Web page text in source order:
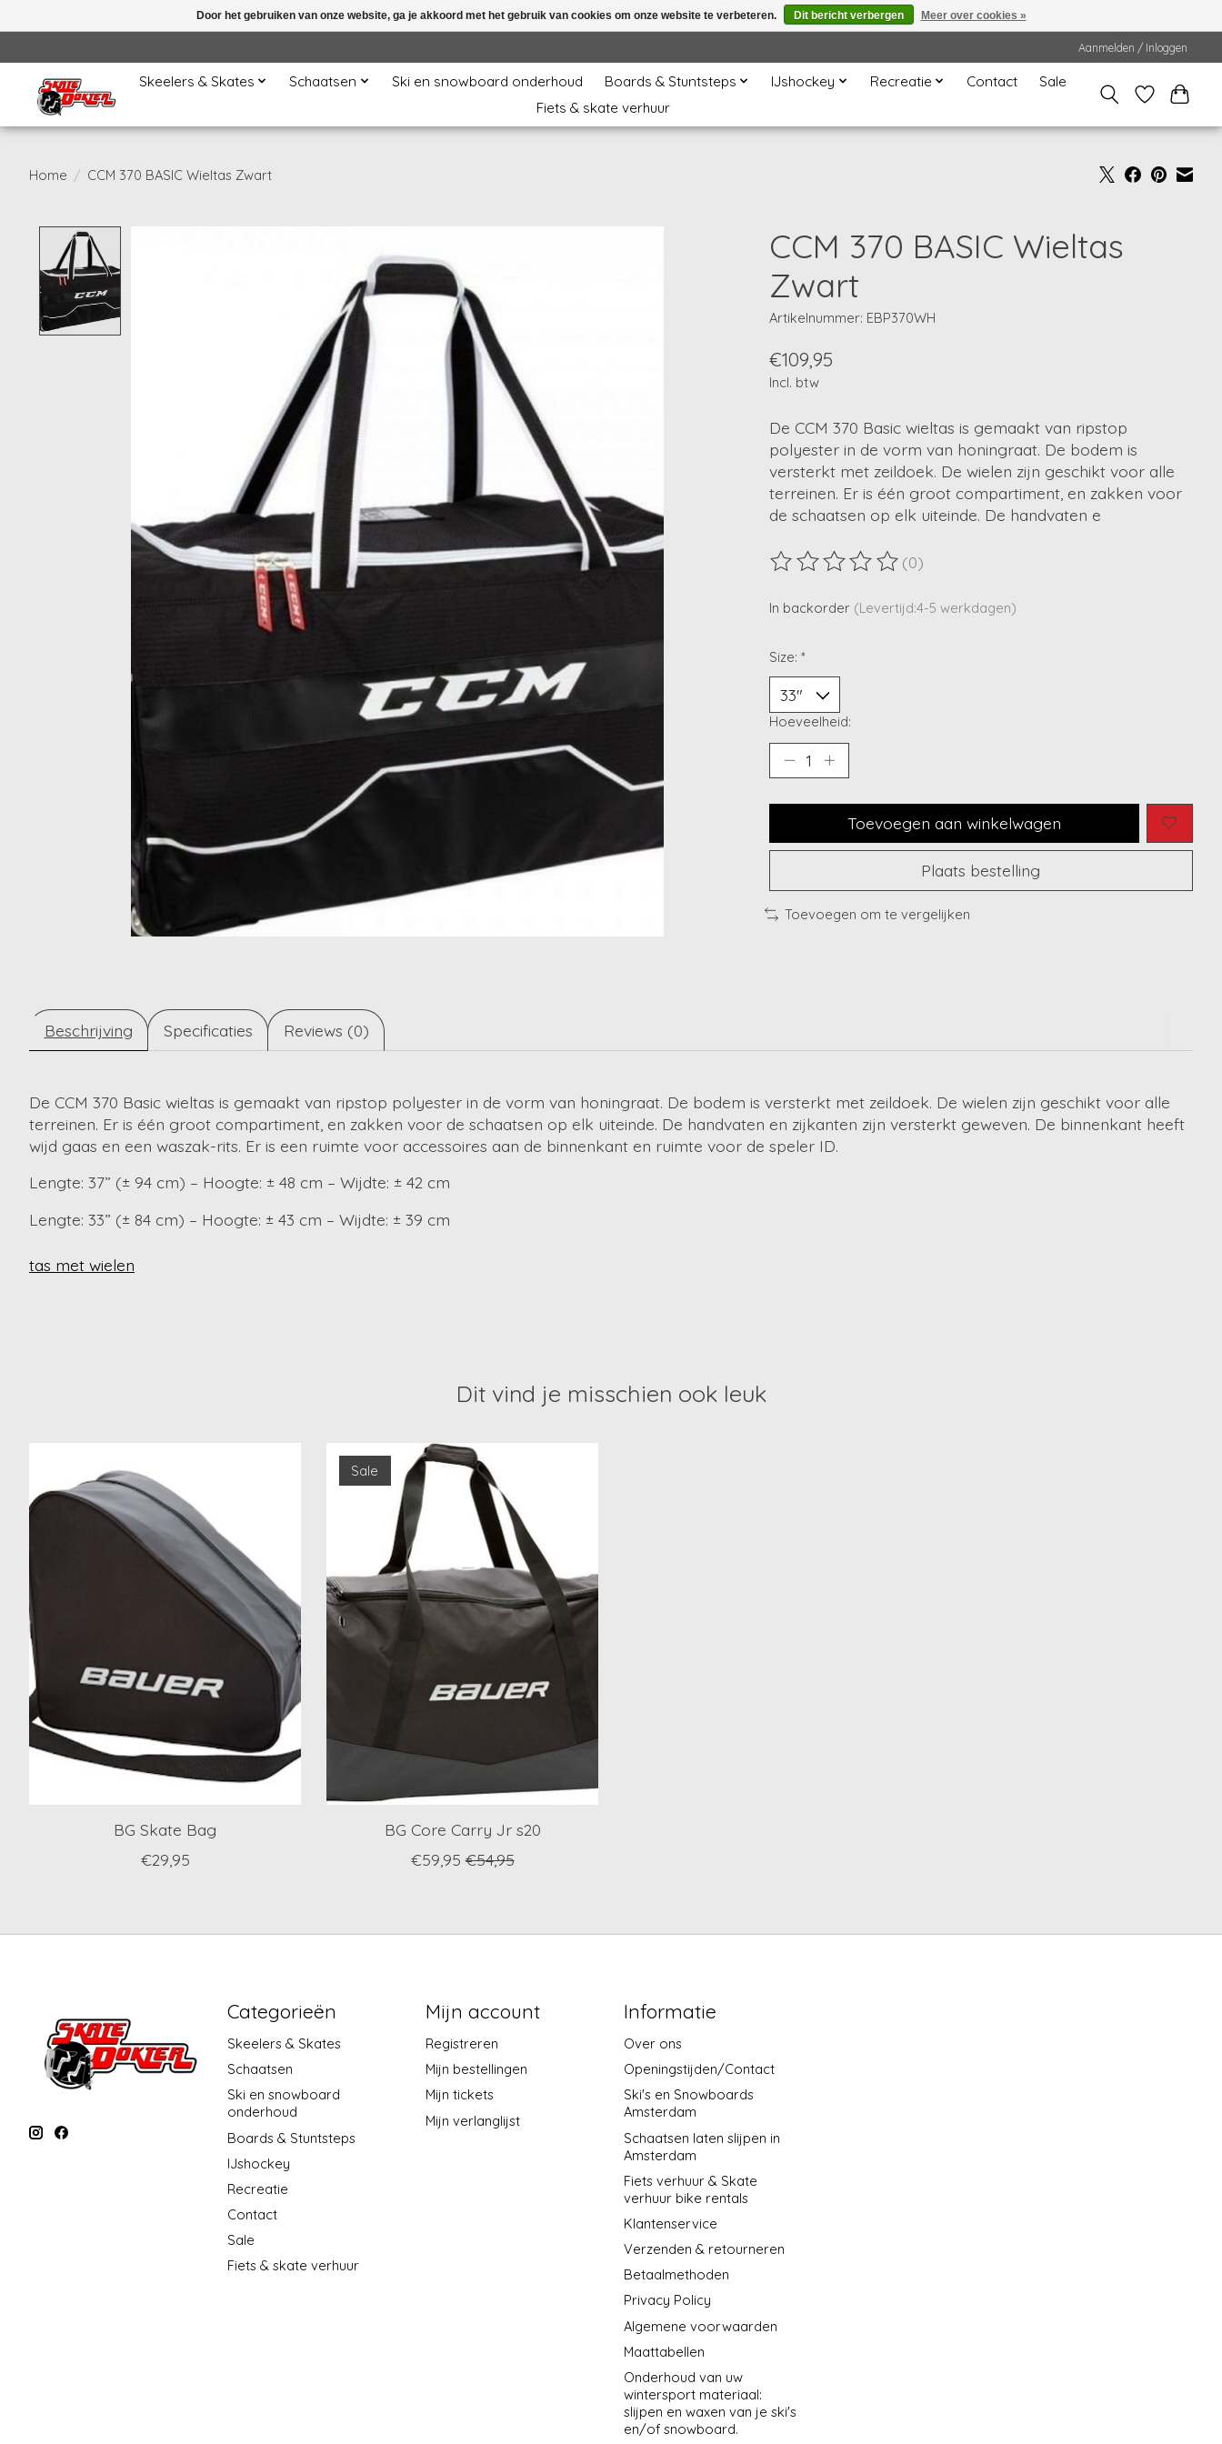
Aanmelden / Inloggen
Skeelers & Skates Schaatsen Ski en snowboard onderhoud Boards & Stuntsteps IJshockey Recreatie Contact
Sale
Fiets & skate verhuur
Home / CCM 370 BASIC Wieltas Zwart
CCM 370 BASIC Wieltas
Zwart
Artikelnummer: EBP370WH
€109,95
Incl. btw
De CCM 370 Basic wieltas is gemaakt van ripstop
polyester in de vorm van honingraat. De bodem is
versterkt met zeildoek. De wielen zijn geschikt voor alle
terreinen. Er is één groot compartiment, en zakken voor
de schaatsen op elk uiteinde. De handvaten e
De beoordeling van dit product is
(0)
In backorder (Levertijd:4-5 werkdagen)
Size: *
Hoeveelheid:
Toevoegen aan winkelwagen
Plaats bestelling
Toevoegen om te vergelijken
Beschrijving Specificaties Reviews (0)
De CCM 370 Basic wieltas is gemaakt van ripstop polyester in de vorm van honingraat. De bodem is versterkt met zeildoek. De wielen zijn geschikt voor alle
terreinen. Er is één groot compartiment, en zakken voor de schaatsen op elk uiteinde. De handvaten en zijkanten zijn versterkt geweven. De binnenkant heeft
wijd gaas en een waszak-rits. Er is een ruimte voor accessoires aan de binnenkant en ruimte voor de speler ID.
Lengte: 37” (± 94 cm) – Hoogte: ± 48 cm – Wijdte: ± 42 cm
Lengte: 33” (± 84 cm) – Hoogte: ± 43 cm – Wijdte: ± 39 cm
tas met wielen
Dit vind je misschien ook leuk
BG Skate Bag
€29,95
Sale
BG Core Carry Jr s20
€59,95 €54,95
Categorieën
Skeelers & Skates
Schaatsen
Ski en snowboard
onderhoud
Boards & Stuntsteps
IJshockey
Recreatie
Contact
Sale
Fiets & skate verhuur
Mijn account
Registreren
Mijn bestellingen
Mijn tickets
Mijn verlanglijst
Informatie
Over ons
Openingstijden/Contact
Ski's en Snowboards
Amsterdam
Schaatsen laten slijpen in
Amsterdam
Fiets verhuur & Skate
verhuur bike rentals
Klantenservice
Verzenden & retourneren
Betaalmethoden
Privacy Policy
Algemene voorwaarden
Maattabellen
Onderhoud van uw
wintersport materiaal:
slijpen en waxen van je ski's
en/of snowboard.
Door het gebruiken van onze website, ga je akkoord met het gebruik van cookies om onze website te verbeteren. Dit bericht verbergen Meer over cookies »